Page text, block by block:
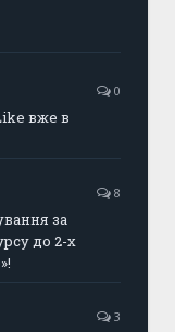
0
вже в
8
за
до 2-х
3